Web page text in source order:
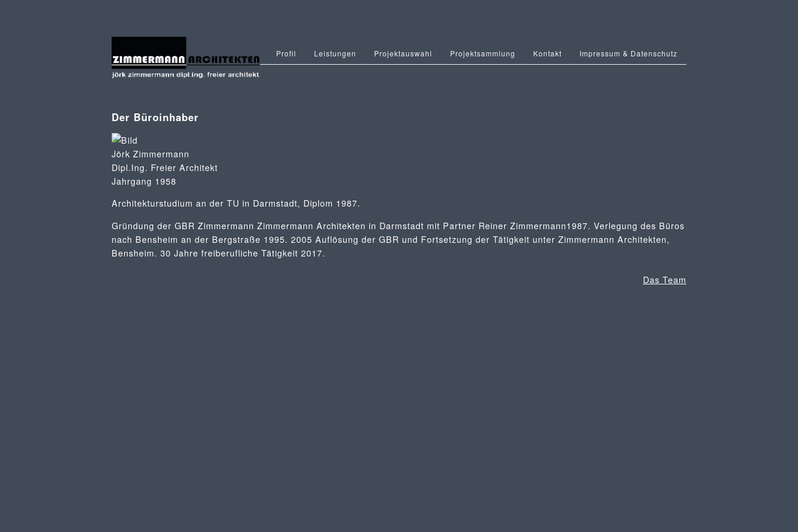
Profil Leistungen Projektauswahl Projektsammlung Kontakt Impressum & Datenschutz
Der Büroinhaber
Jörk Zimmermann
Dipl.Ing. Freier Architekt
Jahrgang 1958
Architekturstudium an der TU in Darmstadt, Diplom 1987.
Gründung der GBR Zimmermann Zimmermann Architekten in Darmstadt mit Partner Reiner Zimmermann1987. Verlegung des Büros
nach Bensheim an der Bergstraße 1995. 2005 Auflösung der GBR und Fortsetzung der Tätigkeit unter Zimmermann Architekten,
Bensheim. 30 Jahre freiberufliche Tätigkeit 2017.
Das Team